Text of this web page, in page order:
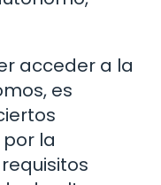
acceder a la
es
la